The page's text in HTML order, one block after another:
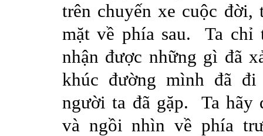
trên chuyến xe cuộc đời,
mặt về phía sau. Ta chỉ
nhận được những gì đã
khúc đường mình đã đi
người ta đã gặp. Tahãy
và ngồi nhìn về phía